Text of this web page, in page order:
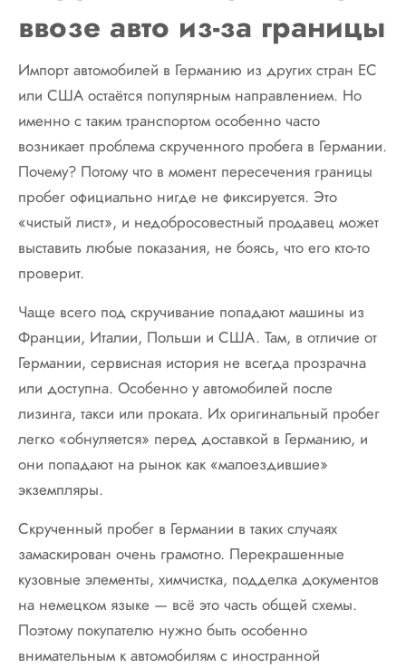
ввозе авто из-за границы
Импорт автомобилей в Германию из других стран ЕС
или США остаётся популярным направлением. Но
именно с таким транспортом особенно часто
возникает проблема скрученного пробега в Германии.
Почему? Потому что в момент пересечения границы
пробег официально нигде не фиксируется. Это
«чистый лист», и недобросовестный продавец может
выставить любые показания, не боясь, что его кто-то
проверит.
Чаще всего под скручивание попадают машины из
Франции, Италии, Польши и США. Там, в отличие от
Германии, сервисная история не всегда прозрачна
или доступна. Особенно у автомобилей после
лизинга, такси или проката. Их оригинальный пробег
легко «обнуляется» перед доставкой в Германию, и
они попадают на рынок как «малоездившие»
экземпляры.
Скрученный пробег в Германии в таких случаях
замаскирован очень грамотно. Перекрашенные
кузовные элементы, химчистка, подделка документов
на немецком языке — всё это часть общей схемы.
Поэтому покупателю нужно быть особенно
внимательным к автомобилям с иностранной